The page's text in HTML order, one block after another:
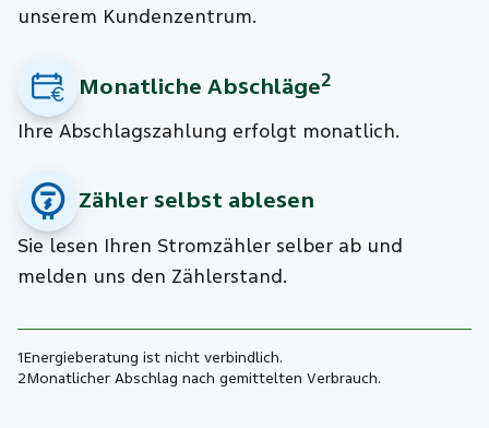
unserem Kundenzentrum.
Monatliche Abschläge2
Ihre Abschlagszahlung erfolgt monatlich.
Zähler selbst ablesen
Sie lesen Ihren Stromzähler selber ab und
melden uns den Zählerstand.
1Energieberatung ist nicht verbindlich.
2Monatlicher Abschlag nach gemittelten Verbrauch.